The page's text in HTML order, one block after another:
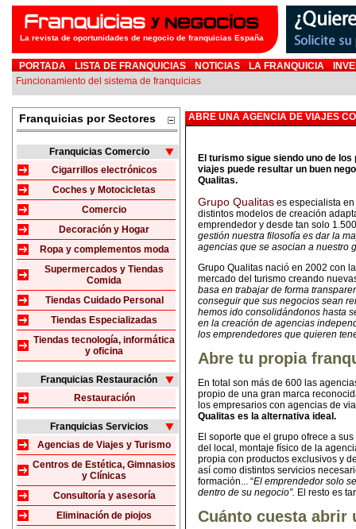
La revista de oportunidades de negocio de franquicias España
PORTADA LISTA DE FRANQUICIAS NOTICIAS LA FRANQUICIA
Funcionamiento del sistema de franquicias
Franquicias por Sectores
Franquicias Comercio
Cigarrillos electrónicos
Coches y Motocicletas
Comercio
Decoración y Hogar
Ropa y complementos moda
Supermercados y Tiendas
Comida
Tiendas Cuidado Personal
Tiendas Especializadas
Tiendas tecnología, informática
y oficina
Franquicias Restauración
Restauración
Franquicias Servicios
Agencias de Viajes y Turismo
Centros de Estética, Gimnasios
y Clínicas
Consultoría y asesoría
Eliminación de piojos
ABRE UNA AGENCIA DE VIAJES
El turismo sigue siendo uno de
viajes puede resultar un buen
Qualitas.
Grupo Qualitas es especialista
distintos modelos de creación
emprendedor y desde tan solo
gestión nuestra filosofía es dar la
agencias que se asocian a nuestro
Grupo Qualitas nació en 2002 con
mercado del turismo creando
basa en trabajar de forma
conseguir que sus negocios sean
hemos ido consolidándonos hasta
en la creación de agencias
los emprendedores que quieren
Abre tu propia
En total son más de 600 las
propio de una gran marca
los empresarios con agencias de
Qualitas es la alternativa ideal.
El soporte que el grupo ofrece a
del local, montaje físico de la
propia con productos exclusivos y
así como distintos servicios
formación... “El emprendedor solo
dentro de su negocio”. El resto es
Cuánto cuesta abrir